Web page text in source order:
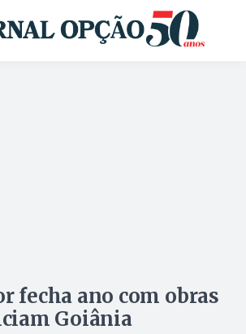
fecha ano com obras
Goiânia